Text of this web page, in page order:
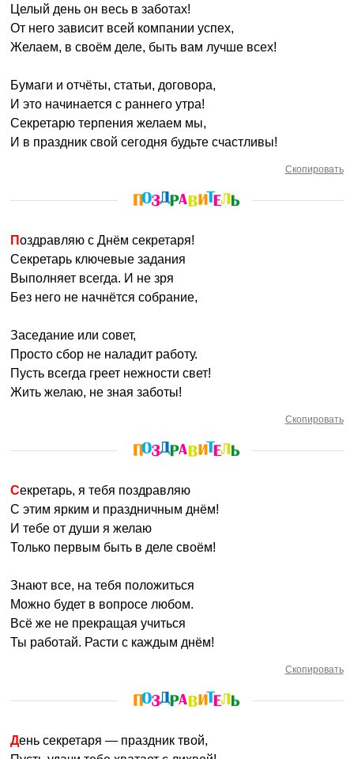
Целый день он весь в заботах!
От него зависит всей компании успех,
Желаем, в своём деле, быть вам лучше всех!
Бумаги и отчёты, статьи, договора,
И это начинается с раннего утра!
Секретарю терпения желаем мы,
И в праздник свой сегодня будьте счастливы!
Скопировать
Поздравляю с Днём секретаря!
Секретарь ключевые задания
Выполняет всегда. И не зря
Без него не начнётся собрание,
Заседание или совет,
Просто сбор не наладит работу.
Пусть всегда греет нежности свет!
Жить желаю, не зная заботы!
Скопировать
Секретарь, я тебя поздравляю
С этим ярким и праздничным днём!
И тебе от души я желаю
Только первым быть в деле своём!
Знают все, на тебя положиться
Можно будет в вопросе любом.
Всё же не прекращая учиться
Ты работай. Расти с каждым днём!
Скопировать
День секретаря — праздник твой,